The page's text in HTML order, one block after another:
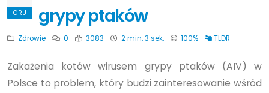
GRU
grypy ptaków
Zdrowie 0 3083 2 min. 3 sek. 100% TLDR
Zakażenia kotów wirusem grypy ptaków (AIV) w
Polsce to problem, który budzi zainteresowanie wśród